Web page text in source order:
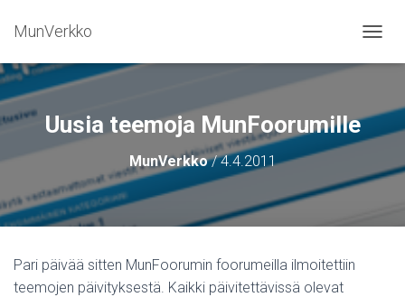
MunVerkko
Uusia teemoja MunFoorumille
MunVerkko/4.4.2011
Pari päivää sitten MunFoorumin foorumeilla ilmoitettiin
teemojen päivityksestä. Kaikki päivitettävissä olevat